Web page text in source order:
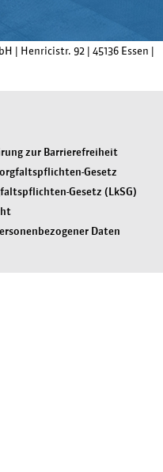
| Henricistr. 92 | 45136 Essen |
zur Barrierefreiheit
Gesetz
Gesetz (LkSG)
Daten